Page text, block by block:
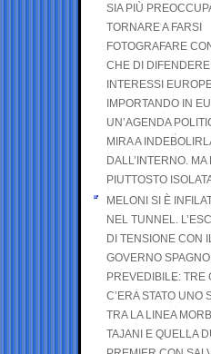
SIA PIÙ
TORNARE A FARSI
FOTOGRAFARE
CHE DI DIFENDERE
INTERESSI
IMPORTANDO IN
UN’AGENDA
MIRA A
DALL’INTERNO. MA
PIUTTOSTO
MELONI SI È
NEL TUNNEL.
DI TENSIONE CON
GOVERNO
PREVEDIBILE: TRE
C’ERA STATO UNO
TRA LA LINEA
TAJANI E QUELLA